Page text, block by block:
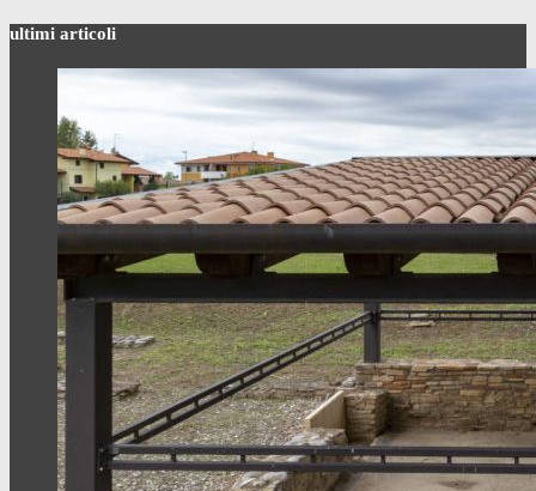
ultimi articoli